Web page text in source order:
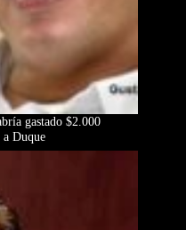
gastado $2.000
Duque